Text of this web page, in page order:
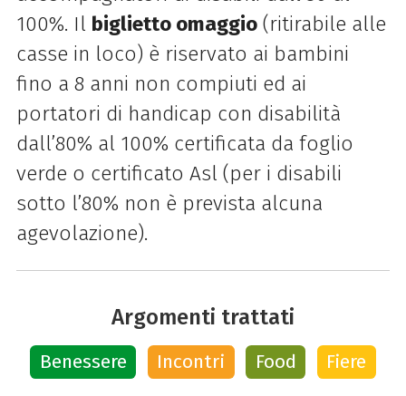
100%. Il biglietto omaggio(ritirabile alle
casse in loco) è riservato ai bambini
fino a 8 anni non compiuti ed ai
portatori di handicap con disabilità
dall’80% al 100% certificata da foglio
verde o certificato Asl (per i disabili
sotto l’80% non è prevista alcuna
agevolazione).
Argomenti trattati
Benessere Incontri Food Fiere